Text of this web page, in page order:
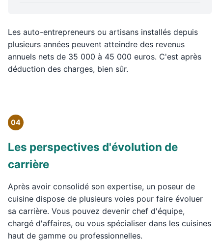
Les auto-entrepreneurs ou artisans installés depuis
plusieurs années peuvent atteindre des revenus
annuels nets de 35 000 à 45 000 euros. C'est après
déduction des charges, bien sûr.
04
Les perspectives d'évolution de
carrière
Après avoir consolidé son expertise, un poseur de
cuisine dispose de plusieurs voies pour faire évoluer
sa carrière. Vous pouvez devenir chef d'équipe,
chargé d'affaires, ou vous spécialiser dans les cuisines
haut de gamme ou professionnelles.